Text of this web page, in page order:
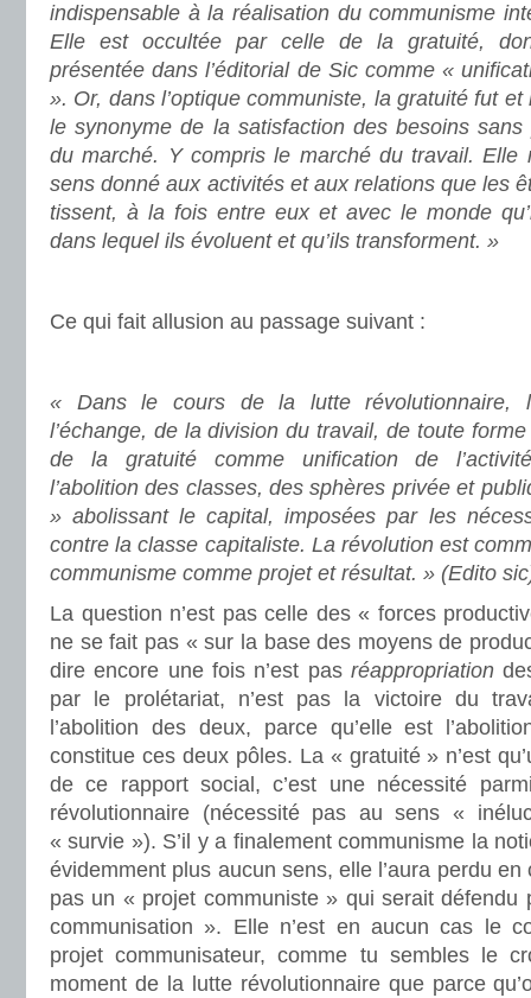
indispensable à la réalisation du communisme
Elle est occultée par celle de la gratuité,
présentée dans l’éditorial de Sic comme «
». Or, dans l’optique communiste, la gratuité fut
le synonyme de la satisfaction des besoins
du marché. Y compris le marché du travail. Elle
sens donné aux activités et aux relations que les
tissent, à la fois entre eux et avec le monde
dans lequel ils évoluent et qu’ils transforment. »
Ce qui fait allusion au passage suivant :
« Dans le cours de la lutte révolutionnaire,
l’échange, de la division du travail, de toute
de la gratuité comme unification de
l’abolition des classes, des sphères privée et
» abolissant le capital, imposées par les
contre la classe capitaliste. La révolution est
communisme comme projet et résultat. » (Edito
La question n’est pas celle des « forces
ne se fait pas « sur la base des moyens de
dire encore une fois n’est pas réappropriation
par le prolétariat, n’est pas la victoire du
l’abolition des deux, parce qu’elle est
constitue ces deux pôles. La « gratuité » n’est
de ce rapport social, c’est une nécessité
révolutionnaire (nécessité pas au sens «
« survie »). S’il y a finalement communisme la
évidemment plus aucun sens, elle l’aura perdu en
pas un « projet communiste » qui serait défendu
communisation ». Elle n’est en aucun cas le
projet communisateur, comme tu sembles le
moment de la lutte révolutionnaire que parce